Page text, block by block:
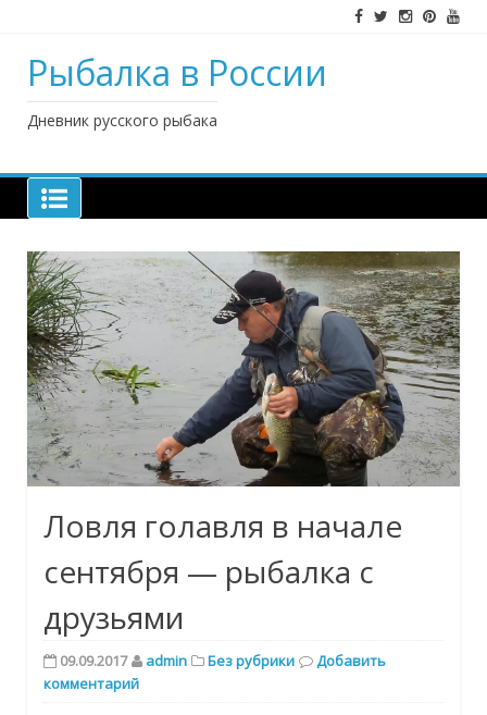
Рыбалка в России
Дневник русского рыбака
Ловля голавля в начале
сентября — рыбалка с
друзьями
09.09.2017 admin Без рубрики
Добавить
комментарий